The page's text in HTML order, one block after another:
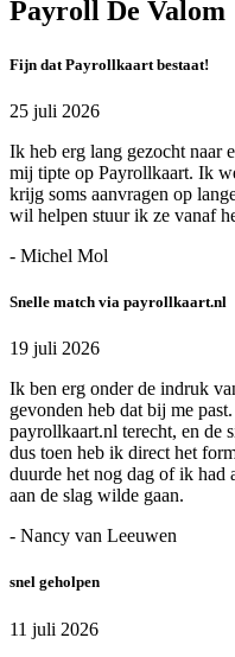
Payroll De Valom
Fijn dat Payrollkaart bestaat!
25 juli 2026
Ik heb erg lang gezocht naar
mij tipte op Payrollkaart. Ik
krijg soms aanvragen op
wil helpen stuur ik ze vanaf
- Michel Mol
Snelle match via payrollkaart.nl
19 juli 2026
Ik ben erg onder de indruk
gevonden heb dat bij me
payrollkaart.nl terecht, en de
dus toen heb ik direct het
duurde het nog dag of ik had
aan de slag wilde gaan.
- Nancy van Leeuwen
snel geholpen
11 juli 2026